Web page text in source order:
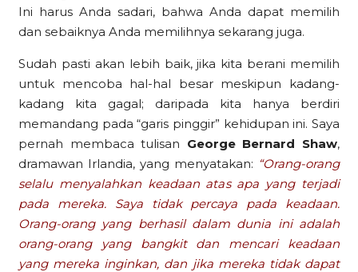
Ini harus Anda sadari, bahwa Anda dapat memilih
dan sebaiknya Anda memilihnya sekarang juga.
Sudah pasti akan lebih baik, jika kita berani memilih
untuk mencoba hal-hal besar meskipun kadang-
kadang kita gagal; daripada kita hanya berdiri
memandang pada “garis pinggir” kehidupan ini. Saya
pernah membaca tulisan George Bernard Shaw,
dramawan Irlandia, yang menyatakan: “Orang-orang
selalu menyalahkan keadaan atas apa yang terjadi
pada mereka. Saya tidak percaya pada keadaan.
Orang-orang yang berhasil dalam dunia ini adalah
orang-orang yang bangkit dan mencari keadaan
yang mereka inginkan, dan jika mereka tidak dapat